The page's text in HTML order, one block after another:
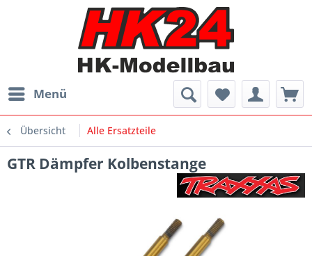
Menü
Übersicht Alle Ersatzteile
GTR Dämpfer Kolbenstange